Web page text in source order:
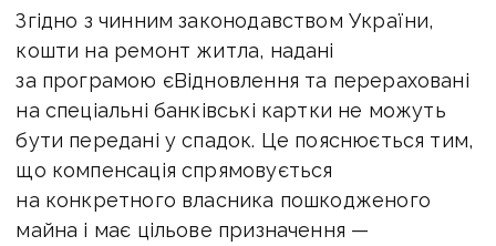
Згідно з чинним законодавством України,
кошти на ремонт житла, надані
за програмою єВідновлення та перераховані
на спеціальні банківські картки не можуть
бути передані у спадок. Це пояснюється тим,
що компенсація спрямовується
на конкретного власника пошкодженого
майна і має цільове призначення —